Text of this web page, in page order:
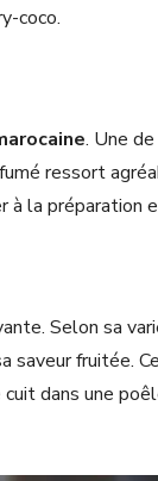
coco.
. Une
ressort
la préparation
Selon sa
fruitée.
dans une